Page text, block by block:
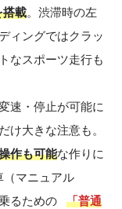
載。渋滞時の左
ィングではクラッ
なスポーツ走行も
速・停止が可能に
け大きな注意も。
作も可能な作りに
（マニュアル
るための
「普通